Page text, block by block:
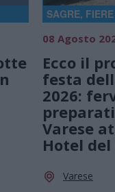
SAGRE,
08 Agosto
Ecco il
festa
2026:
Varese
Hotel
Varese